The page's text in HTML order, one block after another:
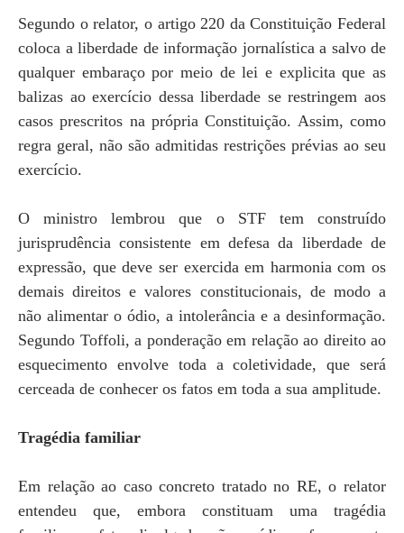
Segundo o relator, o artigo 220 da Constituição Federal
coloca a liberdade de informação jornalística a salvo de
qualquer embaraço por meio de lei e explicita que as
balizas ao exercício dessa liberdade se restringem aos
casos prescritos na própria Constituição. Assim, como
regra geral, não são admitidas restrições prévias ao seu
exercício.
O ministro lembrou que o STF tem construído
jurisprudência consistente em defesa da liberdade de
expressão, que deve ser exercida em harmonia com os
demais direitos e valores constitucionais, de modo a
não alimentar o ódio, a intolerância e a desinformação.
Segundo Toffoli, a ponderação em relação ao direito ao
esquecimento envolve toda a coletividade, que será
cerceada de conhecer os fatos em toda a sua amplitude.
Tragédia familiar
Em relação ao caso concreto tratado no RE, o relator
entendeu que, embora constituam uma tragédia